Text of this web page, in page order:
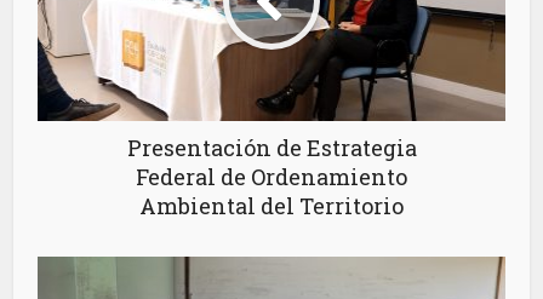
Presentación de Estrategia
Federal de Ordenamiento
Ambiental del Territorio